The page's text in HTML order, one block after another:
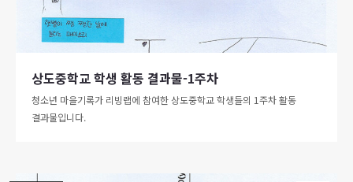
상도중학교 학생 활동 결과물-1주차
청소년 마을기록가 리빙랩에 참여한 상도중학교 학생들의 1주차 활동
결과물입니다.